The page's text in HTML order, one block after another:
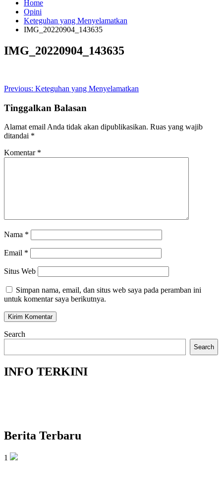
Home
Opini
Keteguhan yang Menyelamatkan
IMG_20220904_143635
IMG_20220904_143635
Navigasi
pos
Previous: Keteguhan yang Menyelamatkan
Tinggalkan Balasan
Alamat email Anda tidak akan dipublikasikan. Ruas yang wajib
ditandai *
Komentar *
Nama *
Email *
Situs Web
Simpan nama, email, dan situs web saya pada peramban ini
untuk komentar saya berikutnya.
Search
Search
INFO TERKINI
Berita Terbaru
1